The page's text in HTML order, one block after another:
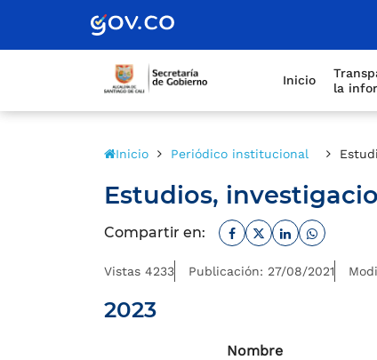
de Gobierno
Inicio
la
Inicio Periódico institucional
Estudios,
Compartir en: Facebook
TwitterLinkedinWhatsapp
Vistas 4233 Publicación: 27/08/2021
2023
Nombre